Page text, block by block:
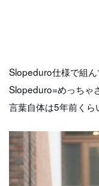
Slopeduro仕様で組ん
Slopeduro=めっちゃ
言葉自体は5年前くら